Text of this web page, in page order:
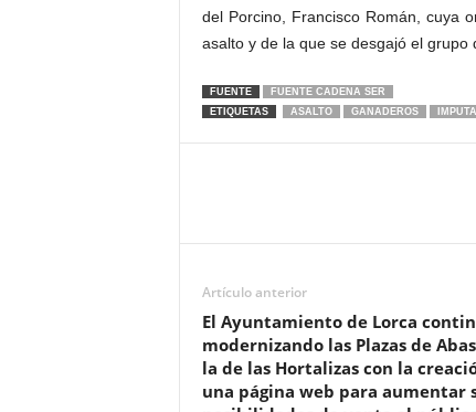
del Porcino, Francisco Román, cuya
asalto y de la que se desgajó el grupo
FUENTE
FUENTE CADENA SER
ETIQUETAS
ASALTO GANADEROS
Artículo anterior
El Ayuntamiento de Lorca
modernizando las Plazas de
la de las Hortalizas con la
una página web para aumentar